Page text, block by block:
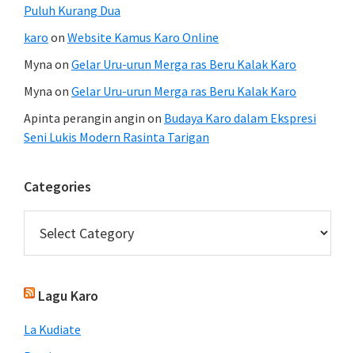
Puluh Kurang Dua
karo on Website Kamus Karo Online
Myna on Gelar Uru-urun Merga ras Beru Kalak Karo
Myna on Gelar Uru-urun Merga ras Beru Kalak Karo
Apinta perangin angin on Budaya Karo dalam Ekspresi
Seni Lukis Modern Rasinta Tarigan
Categories
Lagu Karo
La Kudiate